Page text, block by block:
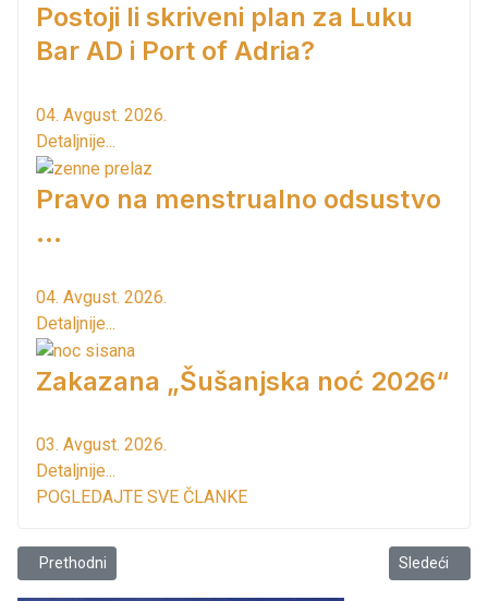
Postoji li skriveni plan za Luku
Bar AD i Port of Adria?
04. Avgust. 2026.
Detaljnije...
Pravo na menstrualno odsustvo
...
04. Avgust. 2026.
Detaljnije...
Zakazana „Šušanjska noć 2026“
03. Avgust. 2026.
Detaljnije...
POGLEDAJTE SVE ČLANKE
Prethodni članak: U susret Novoj!
Prethodni Sledeći
Sledeći